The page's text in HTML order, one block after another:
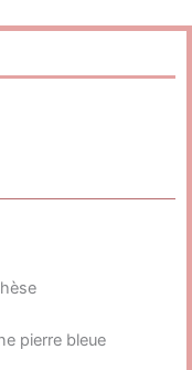
pierre bleue